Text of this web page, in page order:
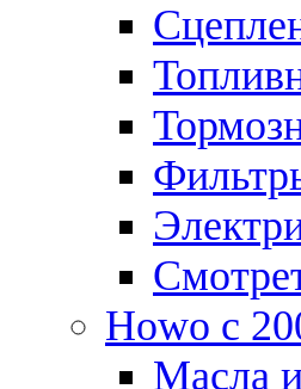
Howo c
Масла